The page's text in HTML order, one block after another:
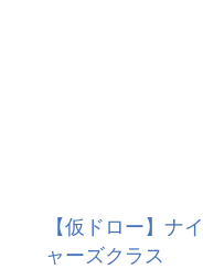
【仮ドロー】
ャーズクラス